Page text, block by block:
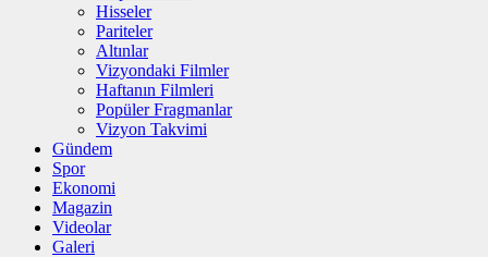
Hisseler
Pariteler
Altınlar
Vizyondaki Filmler
Haftanın Filmleri
Popüler Fragmanlar
Vizyon Takvimi
Gündem
Spor
Ekonomi
Magazin
Videolar
Galeri